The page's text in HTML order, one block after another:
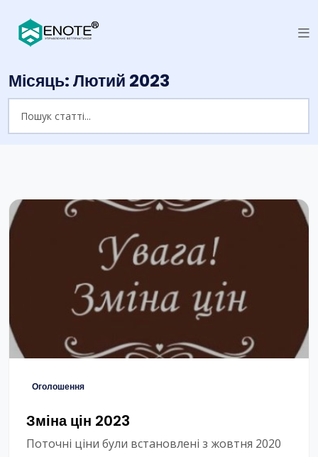
Місяць:Лютий 2023
Оголошення
Зміна цін 2023
Поточні ціни були встановлені з жовтня 2020